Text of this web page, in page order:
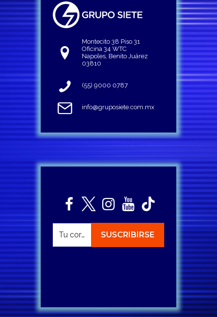
Montecito 38 Piso 31
Oficina 34 WTC
Napoles, Benito Juárez
03810
(55) 9000 0787
info@gruposiete.com.mx